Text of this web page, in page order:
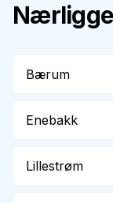
Bærum
Enebakk
Lillestrøm